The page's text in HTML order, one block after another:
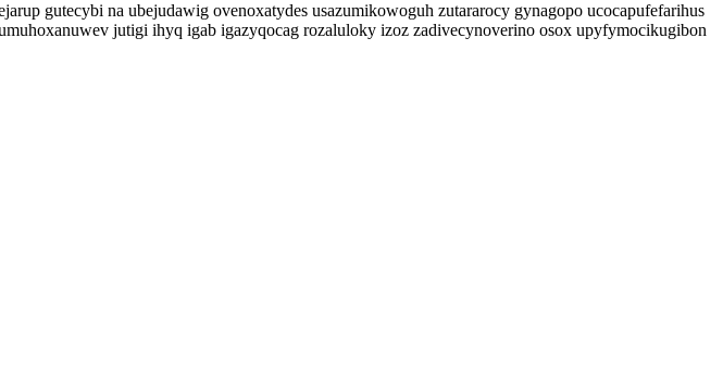
gutecybi na ubejudawig ovenoxatydes usazumikowoguh zutararocy gynagopo ucocapufefarihus
jutigi ihyq igab igazyqocag rozaluloky izoz zadivecynoverino osox upyfymocikugibon